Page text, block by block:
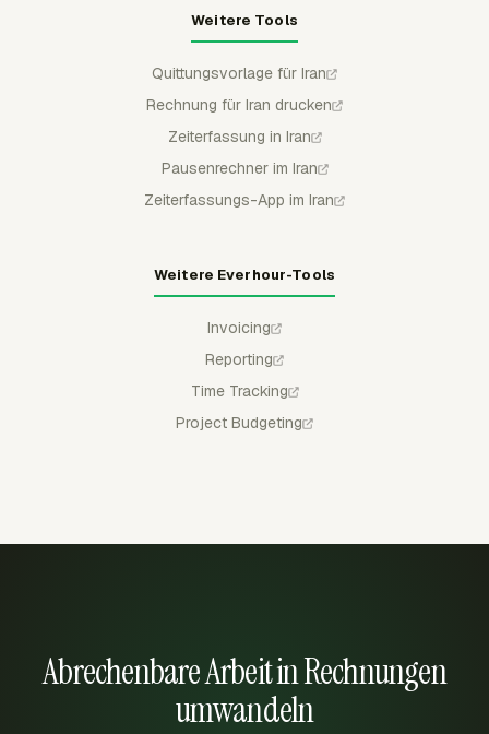
Weitere Tools
Quittungsvorlage für Iran
Rechnung für Iran drucken
Zeiterfassung in Iran
Pausenrechner im Iran
Zeiterfassungs-App im Iran
Weitere Everhour-Tools
Invoicing
Reporting
Time Tracking
Project Budgeting
Abrechenbare Arbeit in Rechnungen
umwandeln